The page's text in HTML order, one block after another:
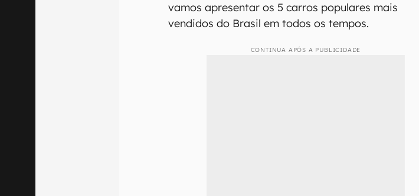
vamos apresentar os 5 carros populares mais
vendidos do Brasil em todos os tempos.
CONTINUA APÓS A PUBLICIDADE